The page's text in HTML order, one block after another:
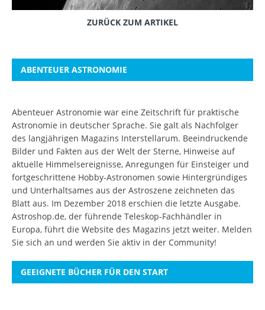
ZURÜCK ZUM ARTIKEL
ABENTEUER ASTRONOMIE
Abenteuer Astronomie war eine Zeitschrift für praktische
Astronomie in deutscher Sprache. Sie galt als Nachfolger
des langjährigen Magazins Interstellarum. Beeindruckende
Bilder und Fakten aus der Welt der Sterne, Hinweise auf
aktuelle Himmelsereignisse, Anregungen für Einsteiger und
fortgeschrittene Hobby-Astronomen sowie Hintergründiges
und Unterhaltsames aus der Astroszene zeichneten das
Blatt aus. Im Dezember 2018 erschien die letzte Ausgabe.
Astroshop.de, der führende Teleskop-Fachhändler in
Europa, führt die Website des Magazins jetzt weiter. Melden
Sie sich an und werden Sie aktiv in der Community!
GEEIGNETE BÜCHER FÜR DEN START